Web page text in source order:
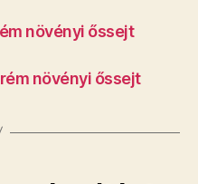
növényi őssejt
növényi őssejt